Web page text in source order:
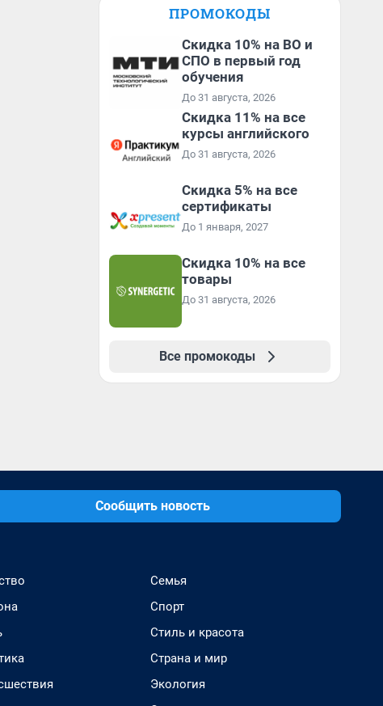
ПРОМОКОДЫ
Скидка 10% на ВО и
СПО в первый год
обучения
До 31 августа, 2026
Скидка 11% на все
курсы английского
До 31 августа, 2026
Скидка 5% на все
сертификаты
До 1 января, 2027
Скидка 10% на все
товары
До 31 августа, 2026
Все промокоды
Сообщить новость
Семья
Спорт
Стиль и красота
Страна и мир
Экология